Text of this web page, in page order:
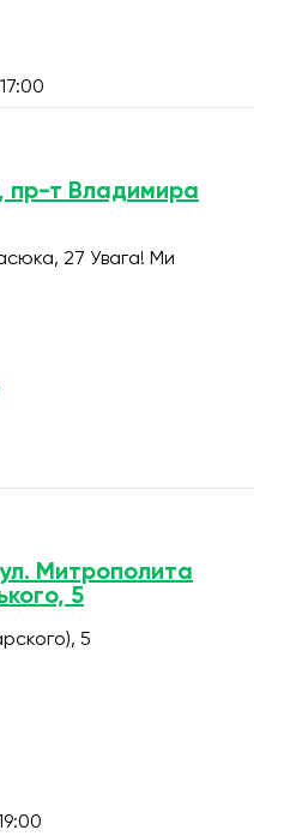
пр-т Владимира
27 Увага! Ми
Митрополита
5
5